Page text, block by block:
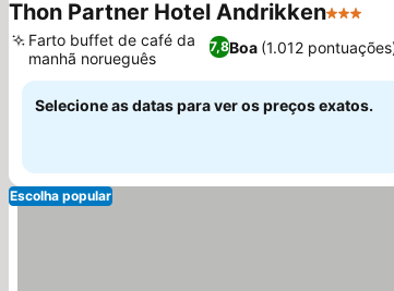
Thon Partner Hotel Andrikken3
7,8Boa (1.012
Farto buffet de café da
manhã norueguês
Selecione as datas para ver os preços exatos.
Escolha popular